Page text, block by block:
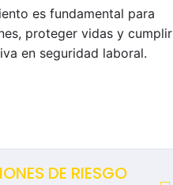
es fundamental para
proteger vidas y cumplir
en seguridad laboral.
DE RIESGO